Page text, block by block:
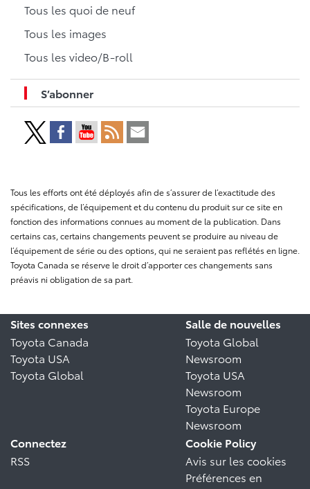
Tous les quoi de neuf
Tous les images
Tous les video/B-roll
S’abonner
Tous les efforts ont été déployés afin de s’assurer de l’exactitude des
spécifications, de l’équipement et du contenu du produit sur ce site en
fonction des informations connues au moment de la publication. Dans
certains cas, certains changements peuvent se produire au niveau de
l’équipement de série ou des options, qui ne seraient pas reflétés en ligne.
Toyota Canada se réserve le droit d’apporter ces changements sans
préavis ni obligation de sa part.
Sites connexes
Toyota Canada
Toyota USA
Toyota Global
Salle de nouvelles
Toyota Global
Newsroom
Toyota USA
Newsroom
Toyota Europe
Newsroom
Connectez
RSS
Cookie Policy
Avis sur les cookies
Préférences en